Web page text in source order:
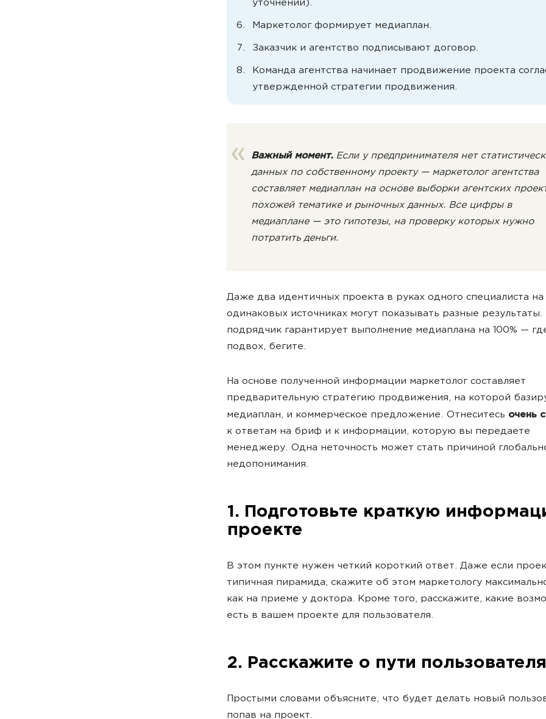
уточнений).
Маркетолог формирует медиаплан.
Заказчик и агентство подписывают договор.
Команда агентства начинает продвижение проекта
утвержденной стратегии продвижения.
Важный момент.Если у предпринимателя нет
данных по собственному проекту — маркетолог агентства
составляет медиаплан на основе выборки агентских
похожей тематике и рыночных данных. Все цифры в
медиаплане — это гипотезы, на проверку которых нужно
потратить деньги.
Даже два идентичных проекта в руках одного специалиста на
одинаковых источниках могут показывать разные результаты.
подрядчик гарантирует выполнение медиаплана на 100% —
подвох, бегите.
На основе полученной информации маркетолог составляет
предварительную стратегию продвижения, на которой
медиаплан, и коммерческое предложение. Отнеситесь очень
к ответам на бриф и к информации, которую вы передаете
менеджеру. Одна неточность может стать причиной
недопонимания.
1. Подготовьте краткую
проекте
В этом пункте нужен четкий короткий ответ. Даже если
типичная пирамида, скажите об этом маркетологу
как на приеме у доктора. Кроме того, расскажите, какие
есть в вашем проекте для пользователя.
2. Расскажите о пути пользователя
Простыми словами объясните, что будет делать новый
попав на проект.